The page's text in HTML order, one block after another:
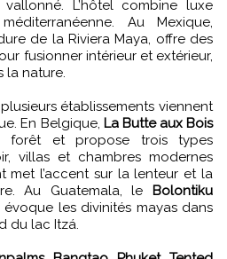
L’hôtel combine luxe
Au Mexique,
de la Riviera Maya, offre des
fusionner intérieur et extérieur,
la nature.
établissements viennent
En Belgique, La Butte aux Bois
forêt et propose trois types
villas et chambres modernes
met l’accent sur la lenteur et la
Au Guatemala, le Bolontiku
évoque les divinités mayas dans
du lac Itzá.